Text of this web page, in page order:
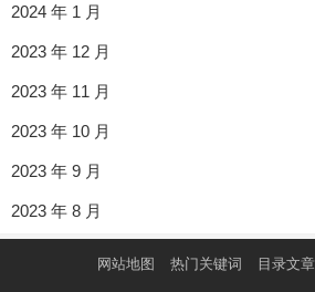
2024 年 1 月
2023 年 12 月
2023 年 11 月
2023 年 10 月
2023 年 9 月
2023 年 8 月
网站地图 热门关键词 目录文章